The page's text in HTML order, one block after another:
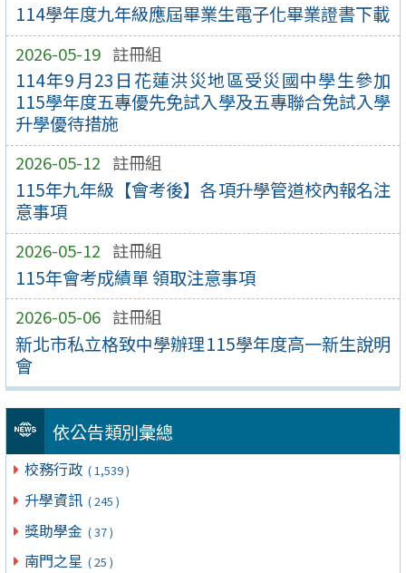
114學年度九年級應屆畢業生電子化畢業證書下載
2026-05-19 註冊組
114年9月23日花蓮洪災地區受災國中學生參加
115學年度五專優先免試入學及五專聯合免試入學
升學優待措施
2026-05-12 註冊組
115年九年級【會考後】各項升學管道校內報名注
意事項
2026-05-12 註冊組
115年會考成績單 領取注意事項
2026-05-06 註冊組
新北市私立格致中學辦理115學年度高一新生說明
會
依公告類別彙總
校務行政 ( 1,539 )
升學資訊 ( 245 )
獎助學金 ( 37 )
南門之星 ( 25 )